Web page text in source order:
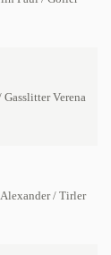
Verena
/ Tirler